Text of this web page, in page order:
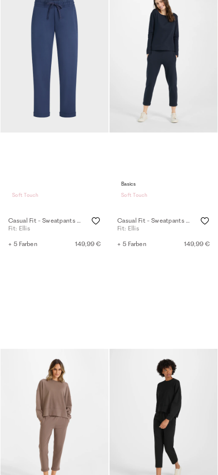
Soft Touch
Casual Fit - Sweatpants - oceana
Fit: Ellis
+ 5 Farben 149,99 €
Basics
Soft Touch
Casual Fit - Sweatpants - navy
Fit: Ellis
+ 5 Farben 149,99 €